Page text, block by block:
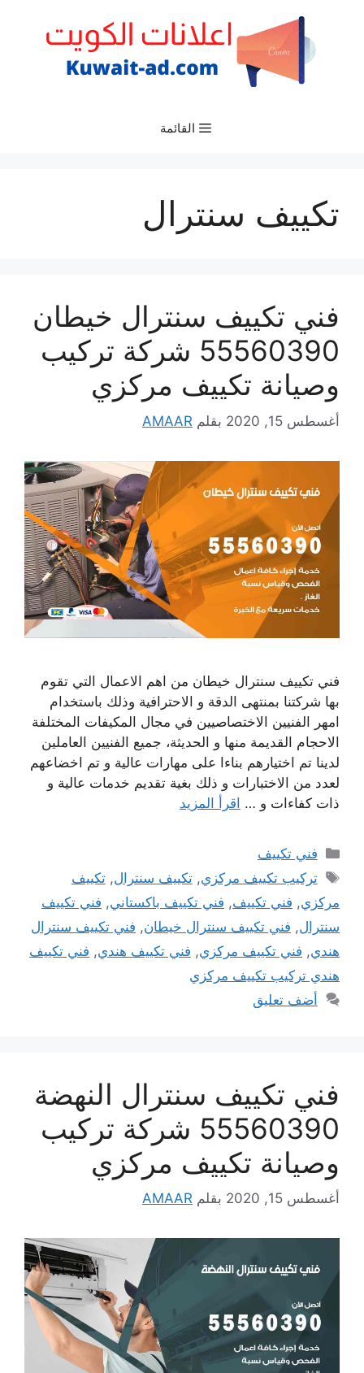
القائمة
تكييف سنترال
فني تكييف سنترال خيطان
55560390 شركة تركيب
وصيانة تكييف مركزي
أغسطس 15, 2020 بقلم AMAAR
فني تكييف سنترال خيطان من اهم الاعمال التي تقوم
بها شركتنا بمنتهى الدقة و الاحترافية وذلك باستخدام
امهر الفنيين الاختصاصيين في مجال المكيفات المختلفة
الاحجام القديمة منها و الحديثة، جميع الفنيين العاملين
لدينا تم اختيارهم بناءا على مهارات عالية و تم اخضاعهم
لعدد من الاختبارات و ذلك بغية تقديم خدمات عالية و
ذات كفاءات و … اقرأ المزيد
التصنيفات
فني تكييف
الوسوم
تركيب تكييف مركزي,تكييف سنترال,تكييف
مركزي, فني تكييف, فني تكييف باكستاني, فني تكييف
سنترال, فني تكييف سنترال خيطان, فني تكييف سنترال
هندي, فني تكييف مركزي, فني تكييف هندي, فني تكييف
هندي تركيب تكييف مركزي
أضف تعليق
فني تكييف سنترال النهضة
55560390 شركة تركيب
وصيانة تكييف مركزي
أغسطس 15, 2020 بقلم AMAAR